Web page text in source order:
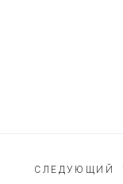
СЛЕДУЮЩИЙ